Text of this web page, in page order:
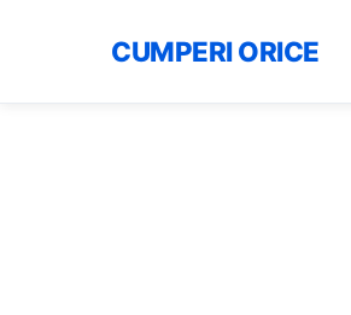
CUMPERI ORICE